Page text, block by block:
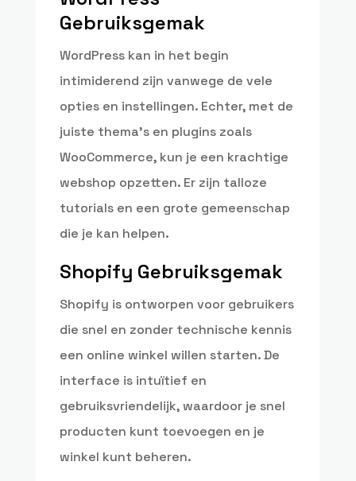
Gebruiksgemak
WordPress kan in het begin
intimiderend zijn vanwege de vele
opties en instellingen. Echter, met de
juiste thema’s en plugins zoals
WooCommerce, kun je een krachtige
webshop opzetten. Er zijn talloze
tutorials en een grote gemeenschap
die je kan helpen.
Shopify Gebruiksgemak
Shopify is ontworpen voor gebruikers
die snel en zonder technische kennis
een online winkel willen starten. De
interface is intuïtief en
gebruiksvriendelijk, waardoor je snel
producten kunt toevoegen en je
winkel kunt beheren.